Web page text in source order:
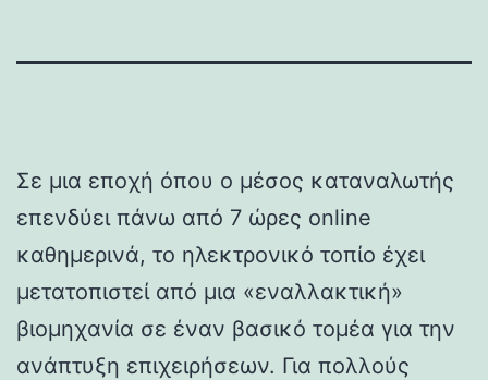
Σε μια εποχή όπου ο μέσος καταναλωτής
επενδύει πάνω από 7 ώρες online
καθημερινά, το ηλεκτρονικό τοπίο έχει
μετατοπιστεί από μια «εναλλακτική»
βιομηχανία σε έναν βασικό τομέα για την
ανάπτυξη επιχειρήσεων. Για πολλούς